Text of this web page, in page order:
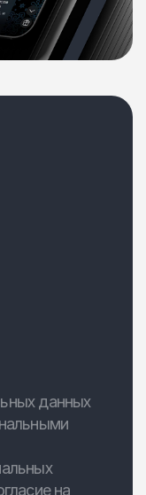
данных
на